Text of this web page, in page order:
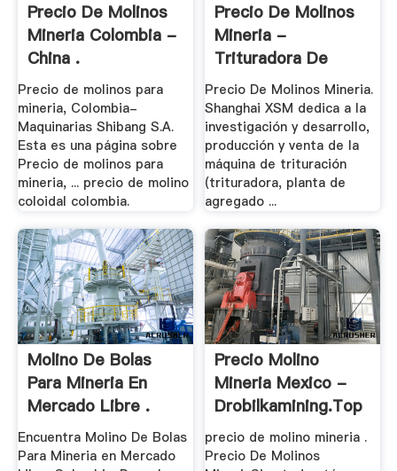
Precio De Molinos
Mineria Colombia -
China .
Precio de molinos para
mineria, Colombia-
Maquinarias Shibang S.A.
Esta es una página sobre
Precio de molinos para
mineria, ... precio de molino
coloidal colombia.
Precio De Molinos
Mineria -
Trituradora De
Cono
Precio De Molinos Mineria.
Shanghai XSM dedica a la
investigación y desarrollo,
producción y venta de la
máquina de trituración
(trituradora, planta de
agregado ...
Molino De Bolas
Para Mineria En
Mercado Libre .
Encuentra Molino De Bolas
Para Mineria en Mercado
Precio Molino
Mineria Mexico -
Drobilkamining.top
precio de molino mineria .
Precio De Molinos